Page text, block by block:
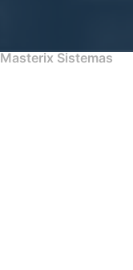
Masterix Sistemas